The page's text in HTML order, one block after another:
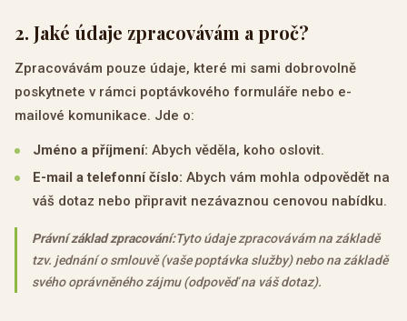
2. Jaké údaje zpracovávám a proč?
Zpracovávám pouze údaje, které mi sami dobrovolně
poskytnete v rámci poptávkového formuláře nebo e-
mailové komunikace. Jde o:
Jméno a příjmení: Abych věděla, koho oslovit.
E-mail a telefonní číslo: Abych vám mohla odpovědět na
váš dotaz nebo připravit nezávaznou cenovou nabídku.
Právní základ zpracování:Tyto údaje zpracovávám na základě
tzv. jednání o smlouvě (vaše poptávka služby) nebo na základě
svého oprávněného zájmu (odpověď na váš dotaz).